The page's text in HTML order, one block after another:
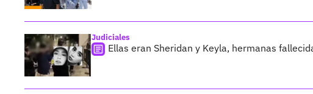
Judiciales
Ellas eran Sheridan y Keyla, hermanas